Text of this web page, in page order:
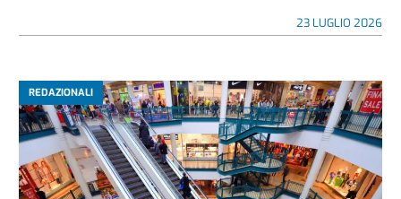
23 LUGLIO 2026
REDAZIONALI